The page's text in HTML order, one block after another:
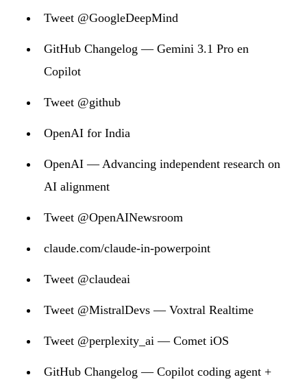
Tweet @GoogleDeepMind
GitHub Changelog — Gemini 3.1 Pro en
Copilot
Tweet @github
OpenAI for India
OpenAI — Advancing independent research on
AI alignment
Tweet @OpenAINewsroom
claude.com/claude-in-powerpoint
Tweet @claudeai
Tweet @MistralDevs — Voxtral Realtime
Tweet @perplexity_ai — Comet iOS
GitHub Changelog — Copilot coding agent +